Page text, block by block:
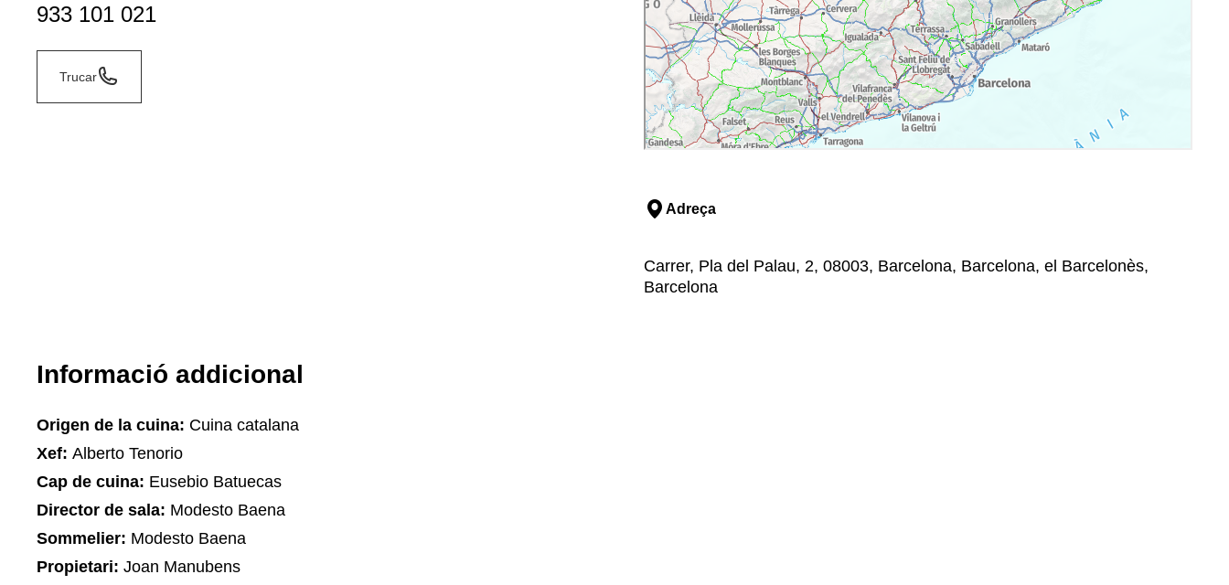
933 101 021
Trucar
Adreça
Carrer, Pla del Palau, 2, 08003, Barcelona, Barcelona, el Barcelonès,
Barcelona
Informació addicional
Origen de la cuina: Cuina catalana
Xef: Alberto Tenorio
Cap de cuina: Eusebio Batuecas
Director de sala: Modesto Baena
Sommelier: Modesto Baena
Propietari: Joan Manubens